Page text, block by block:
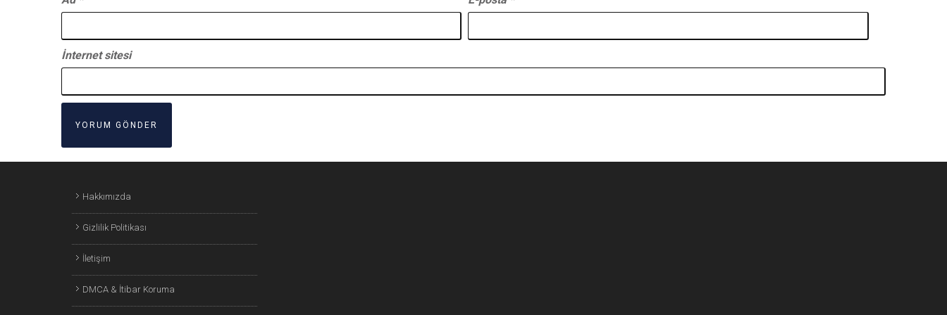
İnternet sitesi
Hakkımızda
Gizlilik Politikası
İletişim
DMCA & İtibar Koruma